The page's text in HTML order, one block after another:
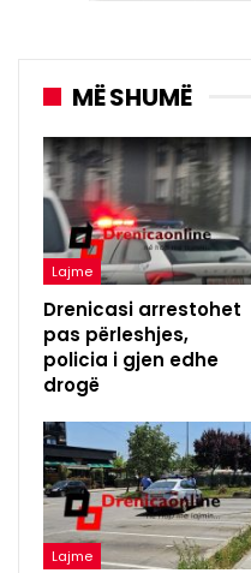
MË SHUMË
Lajme
Drenicasi arrestohet
pas përleshjes,
policia i gjen edhe
drogë
Lajme